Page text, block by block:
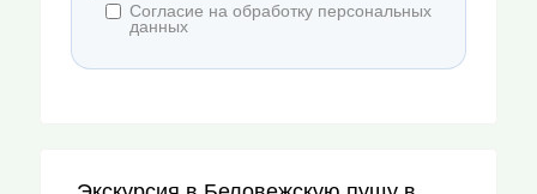
Согласие на обработку персональных
данных